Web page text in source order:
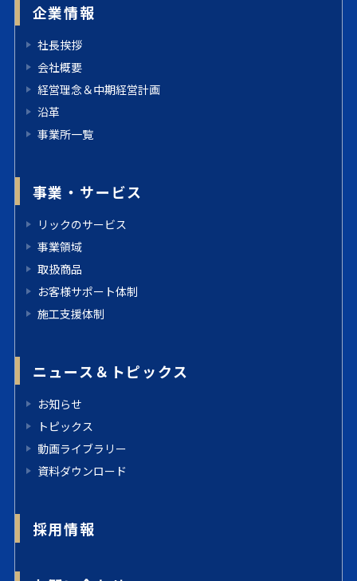
企業情報
社長挨拶
会社概要
経営理念＆中期経営計画
沿革
事業所一覧
事業・サービス
リックのサービス
事業領域
取扱商品
お客様サポート体制
施工支援体制
ニュース＆トピックス
お知らせ
トピックス
動画ライブラリー
資料ダウンロード
採用情報